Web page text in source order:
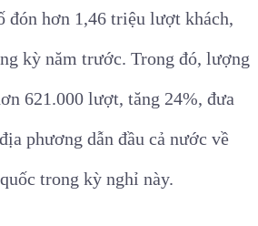
đón hơn 1,46 triệu lượt khách,
kỳ năm trước. Trong đó, lượng
621.000 lượt, tăng 24%, đưa
phương dẫn đầu cả nước về
trong kỳ nghỉ này.